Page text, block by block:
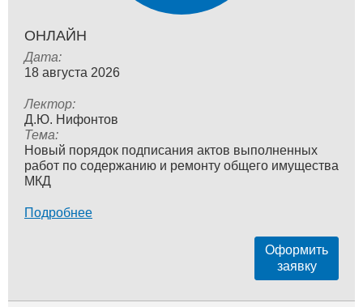
ОНЛАЙН
Дата:
18 августа 2026
Лектор:
Д.Ю. Нифонтов
Тема:
Новый порядок подписания актов выполненных
работ по содержанию и ремонту общего имущества
МКД
Подробнее
Оформить
заявку